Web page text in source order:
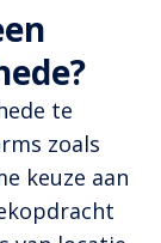
te
zoals
keuze aan